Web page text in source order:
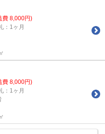
費 8,000円)
：1ヶ月
費 8,000円)
：1ヶ月